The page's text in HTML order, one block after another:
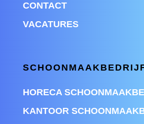
CONTACT
VACATURES
HORECA
KANTOOR